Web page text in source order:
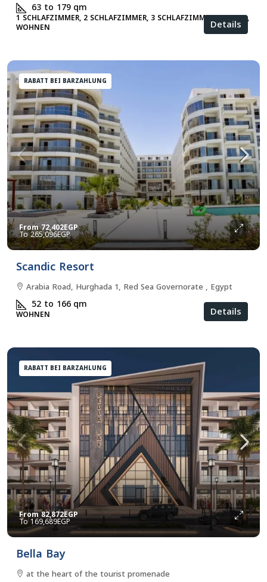
63 to 179qm
1 SCHLAFZIMMER, 2 SCHLAFZIMMER, 3 SCHLAFZIMMER, STUDIO,
WOHNEN Details
RABATT BEI BARZAHLUNG
From72,402EGP
265,096EGP
Scandic Resort
Arabia Road, Hurghada 1, Red Sea Governorate , Egypt
52 to 166qm
WOHNEN Details
RABATT BEI BARZAHLUNG
From82,872EGP
169,689EGP
Bella Bay
at the heart of the tourist promenade